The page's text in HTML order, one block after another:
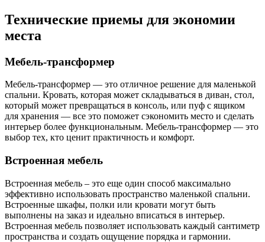
Технические приемы для экономии
места
Мебель-трансформер
Мебель-трансформер — это отличное решение для маленькой
спальни. Кровать, которая может складываться в диван, стол,
который может превращаться в консоль, или пуф с ящиком
для хранения — все это поможет сэкономить место и сделать
интерьер более функциональным. Мебель-трансформер — это
выбор тех, кто ценит практичность и комфорт.
Встроенная мебель
Встроенная мебель – это еще один способ максимально
эффективно использовать пространство маленькой спальни.
Встроенные шкафы, полки или кровати могут быть
выполнены на заказ и идеально вписаться в интерьер.
Встроенная мебель позволяет использовать каждый сантиметр
пространства и создать ощущение порядка и гармонии.